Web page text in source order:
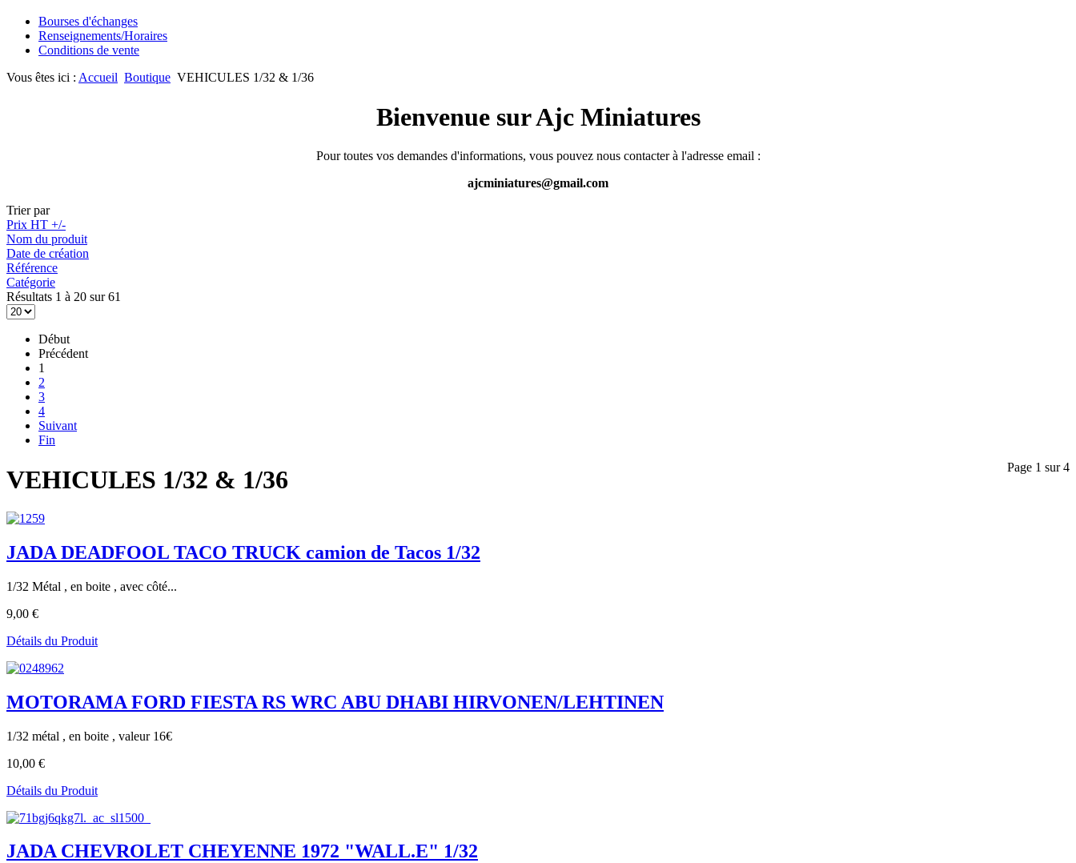
Bourses d'échanges
Renseignements/Horaires
Conditions de vente
Vous êtes ici : Accueil Boutique VEHICULES 1/32 & 1/36
Bienvenue sur Ajc Miniatures
Pour toutes vos demandes d'informations, vous pouvez nous contacter à l'adresse email :
ajcminiatures@gmail.com
Trier par
Prix HT +/-
Nom du produit
Date de création
Référence
Catégorie
Résultats 1 à 20 sur 61
Début
Précédent
1
2
3
4
Suivant
Fin
Page 1 sur 4
VEHICULES 1/32 & 1/36
JADA DEADFOOL TACO TRUCK camion de Tacos 1/32
1/32 Métal , en boite , avec côté...
9,00 €
Détails du Produit
MOTORAMA FORD FIESTA RS WRC ABU DHABI HIRVONEN/LEHTINEN
1/32 métal , en boite , valeur 16€
10,00 €
Détails du Produit
JADA CHEVROLET CHEYENNE 1972 "WALL.E" 1/32